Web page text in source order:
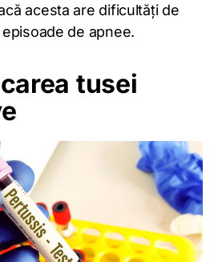
acesta are dificultăți de
de apnee.
tusei